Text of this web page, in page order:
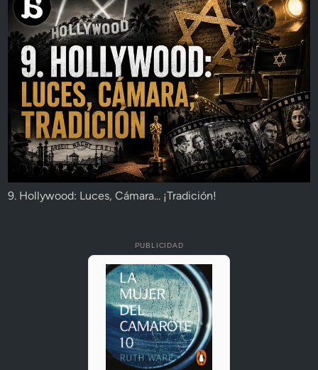
9. Hollywood: Luces, Cámara... ¡Tradición!
PUBLICIDAD